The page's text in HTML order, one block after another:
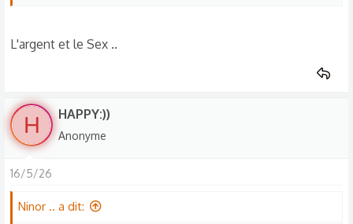
:
L'argent et le Sex ..
H HAPPY:))
Anonyme
16/5/26
Ninor .. a dit: